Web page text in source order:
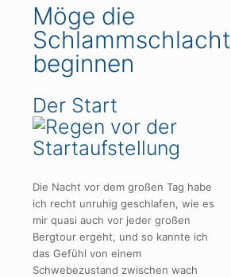
Möge die
Schlammschlacht
beginnen
Der Start
Die Nacht vor dem großen Tag habe
ich recht unruhig geschlafen, wie es
mir quasi auch vor jeder großen
Bergtour ergeht, und so kannte ich
das Gefühl von einem
Schwebezustand zwischen wach